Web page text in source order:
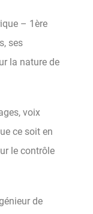
– 1ère
ses
la nature de
voix
ce soit en
le contrôle
de